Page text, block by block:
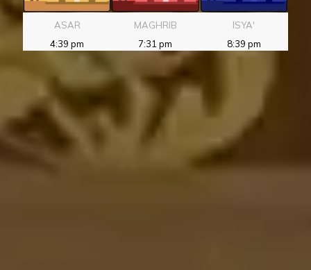
ASAR MAGHRIB
ISYA'
4:39 pm
7:31 pm 8:39 pm